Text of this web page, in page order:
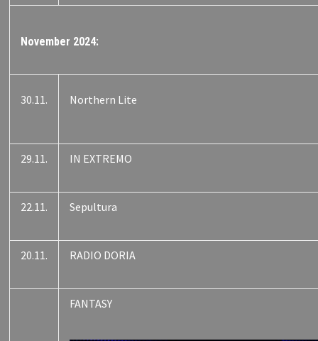
November 2024:
30.11. Northern Lite
29.11. IN EXTREMO
22.11. Sepultura
20.11. RADIO DORIA
FANTASY